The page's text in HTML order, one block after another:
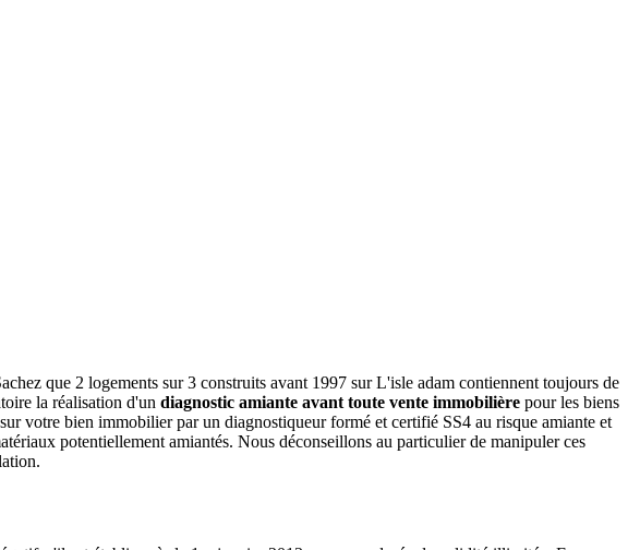
que 2 logements sur 3 construits avant 1997 sur L'isle adam contiennent toujours de
la réalisation d'un diagnostic amiante avant toute vente immobilière pour les biens
votre bien immobilier par un diagnostiqueur formé et certifié SS4 au risque amiante et
potentiellement amiantés. Nous déconseillons au particulier de manipuler ces